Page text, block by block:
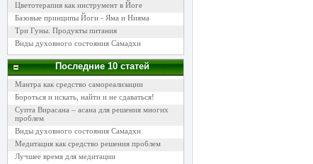
Цветотерапия как инструмент в Йоге
Базовые принципы Йоги - Яма и Нияма
Три Гуны. Продукты питания
Виды духовного состояния Самадхи
Последние 10 статей
Мантра как средство самореализации
Бороться и искать, найти и не сдаваться!
Супта Вирасана – асана для решения многих
проблем
Виды духовного состояния Самадхи
Медитация как средство решения проблем
Лучшее время для медитации